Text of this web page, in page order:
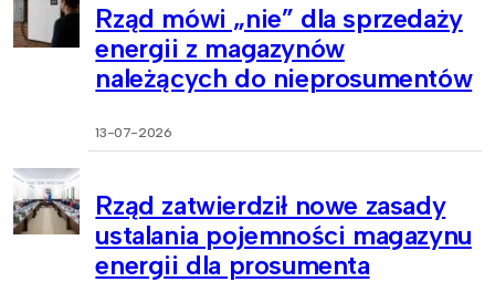
Rząd mówi „nie” dla sprzedaży
energii z magazynów
należących do nieprosumentów
13-07-2026
Rząd zatwierdził nowe zasady
ustalania pojemności magazynu
energii dla prosumenta